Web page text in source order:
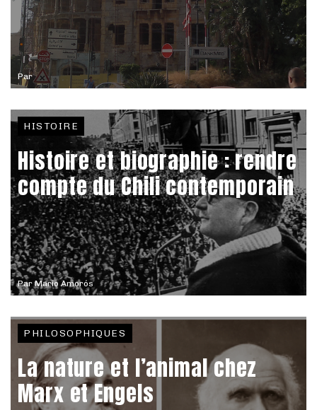
Par
ParMario Amorós
HISTOIRE
Histoire et biographie : rendre
compte du Chili contemporain
PHILOSOPHIQUES
La nature et l’animal chez
Marx et Engels